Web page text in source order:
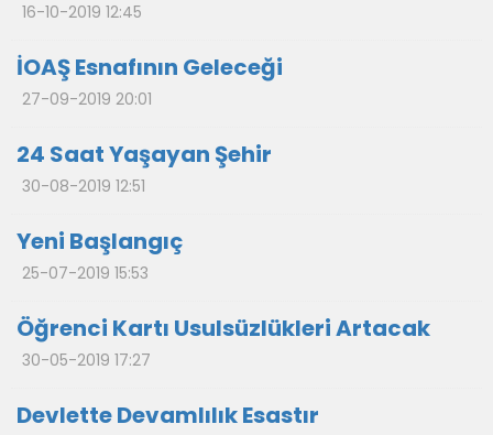
16-10-2019 12:45
İOAŞ Esnafının Geleceği
27-09-2019 20:01
24 Saat Yaşayan Şehir
30-08-2019 12:51
Yeni Başlangıç
25-07-2019 15:53
Öğrenci Kartı Usulsüzlükleri Artacak
30-05-2019 17:27
Devlette Devamlılık Esastır